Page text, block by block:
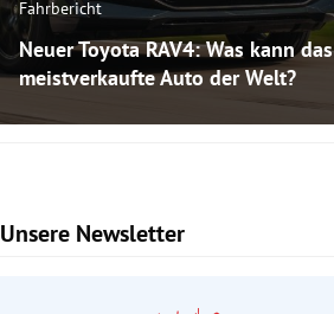
Fahrbericht
Neuer Toyota RAV4: Was kann das
meistverkaufte Auto der Welt?
Unsere Newsletter
Slide 1 von 9